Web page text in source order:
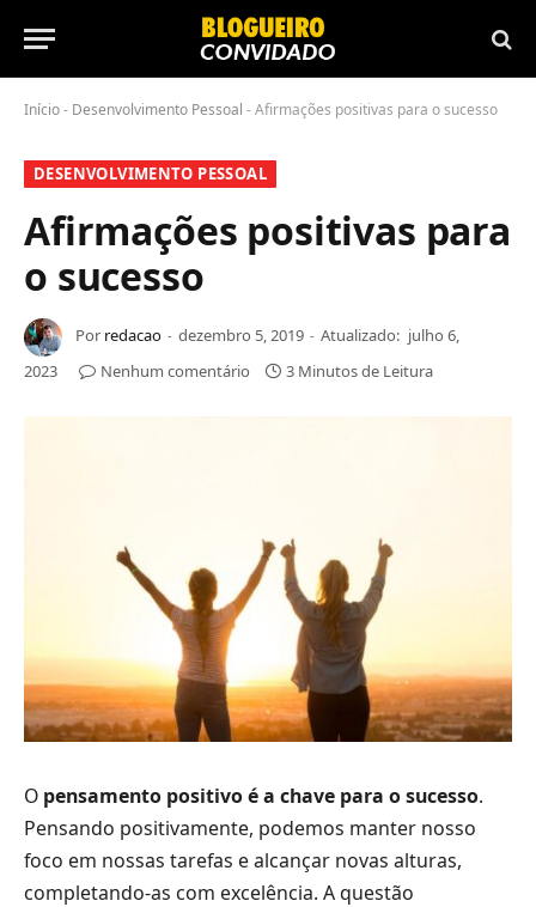
Início- Desenvolvimento Pessoal -Afirmações positivas para o sucesso
DESENVOLVIMENTO PESSOAL
Afirmações positivas para
o sucesso
Por redacao dezembro 5, 2019 Atualizado: julho 6,
2023
Nenhum comentário 3 Minutos de Leitura
O pensamento positivo é a chave para o sucesso.
Pensando positivamente, podemos manter nosso
foco em nossas tarefas e alcançar novas alturas,
completando-as com excelência. A questão